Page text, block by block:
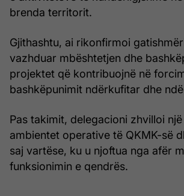
brenda territorit.
Gjithashtu, ai rikonfirmoi
vazhduar mbështetjen dhe
projektet që kontribuojnë në
bashkëpunimit ndërkufitar dhe
Pas takimit, delegacioni zhvilloi
ambientet operative të QKMK-së
saj vartëse, ku u njoftua nga afër
funksionimin e qendrës.